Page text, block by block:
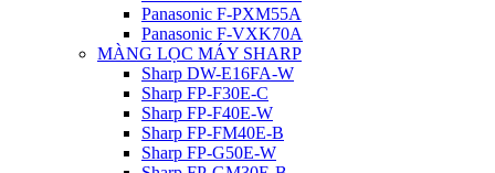
Panasonic F-PXM55A
Panasonic F-VXK70A
MÀNG LỌC MÁY SHARP
Sharp DW-E16FA-W
Sharp FP-F30E-C
Sharp FP-F40E-W
Sharp FP-FM40E-B
Sharp FP-G50E-W